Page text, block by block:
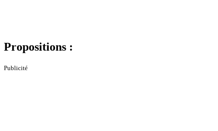
Propositions :
Publicité